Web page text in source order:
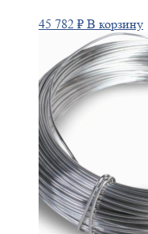
45 782 ₽ В корзину